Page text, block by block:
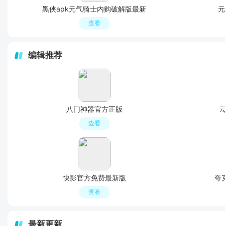
黑侠apk元气骑士内购破解版最新
查看
编辑推荐
八门神器官方正版
查看
快影官方免费最新版
查看
夸
最新更新